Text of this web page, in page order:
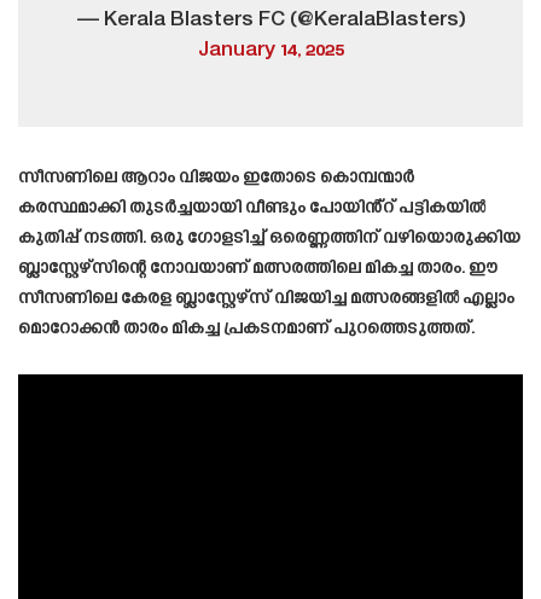
— Kerala Blasters FC (@KeralaBlasters)
January 14, 2025
സീസണിലെ ആറാം വിജയം ഇതോടെ കൊമ്പന്മാർ
കരസ്ഥമാക്കി തുടർച്ചയായി വീണ്ടും പോയിൻ്റ് പട്ടികയിൽ
കുതിപ്പ് നടത്തി. ഒരു ഗോളടിച്ച് ഒരെണ്ണത്തിന് വഴിയൊരുക്കിയ
ബ്ലാസ്റ്റേഴ്സിന്റെ നോവയാണ് മത്സരത്തിലെ മികച്ച താരം. ഈ
സീസണിലെ കേരള ബ്ലാസ്റ്റേഴ്‌സ് വിജയിച്ച മത്സരങ്ങളിൽ എല്ലാം
മൊറോക്കൻ താരം മികച്ച പ്രകടനമാണ് പുറത്തെടുത്തത്.